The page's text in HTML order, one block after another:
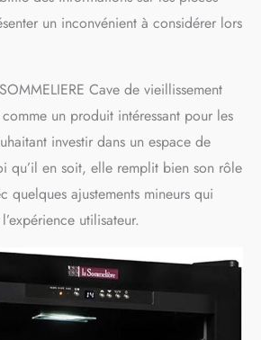
un inconvénient à considérer lors
Cave de vieillissement
un produit intéressant pour les
investir dans un espace de
qu’il en soit, elle remplit bien son rôle
quelques ajustements mineurs qui
utilisateur.